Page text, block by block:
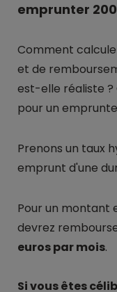
emprunter
Comment
et de
est-elle réaliste ?
pour un
Prenons un taux
emprunt d'une
Pour un montant
devrez
euros par mois.
Si vous êtes